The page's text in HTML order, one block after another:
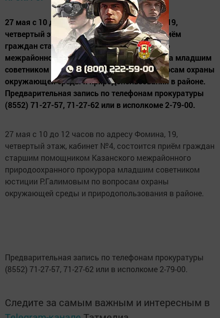
27 мая с 10 до 12 часов по адресу Фомина, 19,
четвертый этаж, кабинет №4, состоится приём
граждан старшим помощником Казанского
межрайонного природоохранного прокурора младшим
советником юстиции Р.Галимовым по вопросам охраны
окружающей среды и природопользования в районе.
Предварительная запись по телефонам прокуратуры
(8552) 71-27-57, 71-27-62 или в исполкоме 2-79-00.
27 мая с 10 до 12 часов по адресу Фомина, 19,
четвертый этаж, кабинет №4, состоится приём граждан
старшим помощником Казанского межрайонного
природоохранного прокурора младшим советником
юстиции Р.Галимовым по вопросам охраны
окружающей среды и природопользования в районе.
Предварительная запись по телефонам прокуратуры
(8552) 71-27-57, 71-27-62 или в исполкоме 2-79-00.
Следите за самым важным и интересным в